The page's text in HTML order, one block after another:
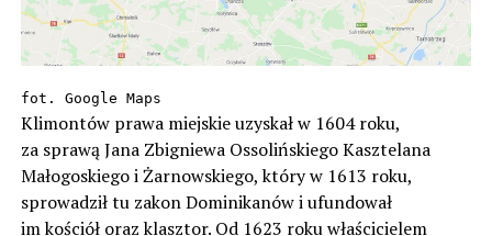
fot. Google Maps
Klimontów prawa miejskie uzyskał w 1604 roku,
za sprawą Jana Zbigniewa Ossolińskiego Kasztelana
Małogoskiego i Żarnowskiego, który w 1613 roku,
sprowadził tu zakon Dominikanów i ufundował
im kościół oraz klasztor. Od 1623 roku właścicielem